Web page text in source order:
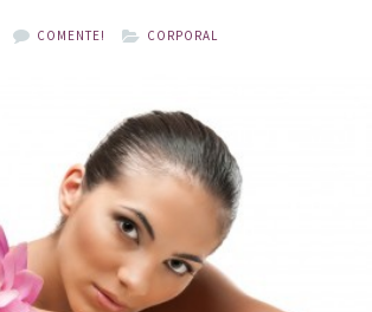
COMENTE! CORPORAL